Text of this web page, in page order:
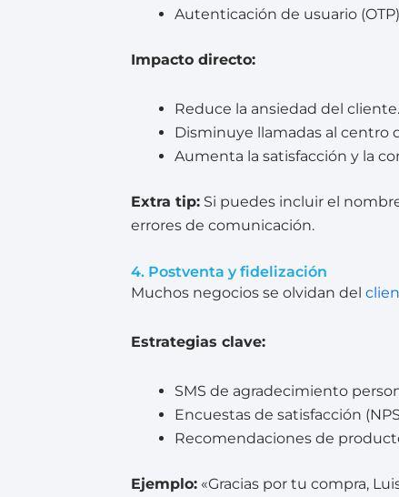
Autenticación de usuario
Impacto directo:
Reduce la ansiedad del cliente.
Disminuye llamadas al centro
Aumenta la satisfacción y la
Extra tip: Si puedes incluir el
errores de comunicación.
4. Postventa y fidelización
Muchos negocios se olvidan del
Estrategias clave:
SMS de agradecimiento
Encuestas de satisfacción (NPS
Recomendaciones de
Ejemplo: «Gracias por tu compra,